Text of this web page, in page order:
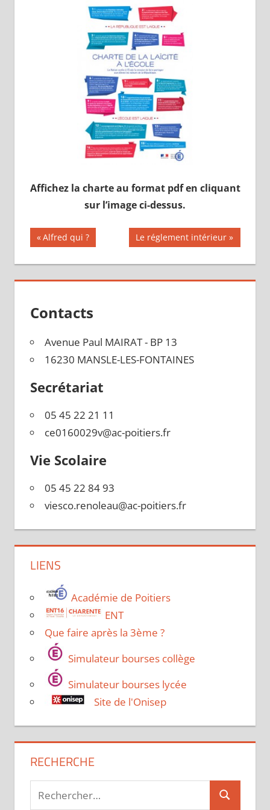
Affichez la charte au format pdf en cliquant
sur l’image ci-dessus.
Navigation
de
l’article
Publication
précédente :
Alfred qui ?
Publication
suivante :
Le réglement intérieur
Contacts
Avenue Paul MAIRAT - BP 13
16230 MANSLE-LES-FONTAINES
Secrétariat
05 45 22 21 11
ce0160029v@ac-poitiers.fr
Vie Scolaire
05 45 22 84 93
viesco.renoleau@ac-poitiers.fr
LIENS
Académie de Poitiers
ENT
Que faire après la 3ème ?
Simulateur bourses collège
Simulateur bourses lycée
Site de l'Onisep
RECHERCHE
Recherche
pour :